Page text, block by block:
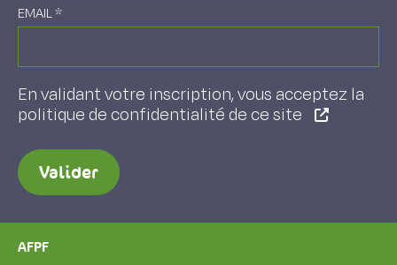
EMAIL*
En validant votre inscription, vous acceptez la
politique de confidentialité de ce site
Valider
AFPF